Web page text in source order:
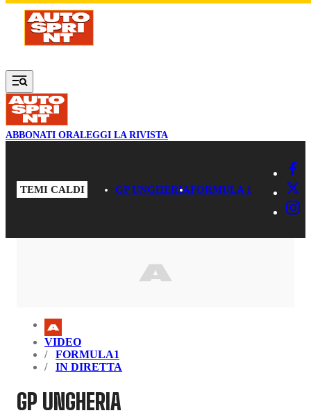
Vai al contenuto principale
ABBONATI ORALEGGI LA RIVISTA
TEMI CALDI GP UNGHERIAFORMULA 1
VIDEO
FORMULA1
IN DIRETTA
GP UNGHERIA